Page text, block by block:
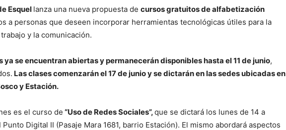
Esquel lanza una nueva propuesta de cursos gratuitos de alfabetización
a personas que deseen incorporar herramientas tecnológicas útiles para la
y la comunicación.
ya se encuentran abiertas y permanecerán disponibles hasta el 11 de junio,
Las clases comenzarán el 17 de junio y se dictarán en las sedes ubicadas en
y Estación.
es el curso de “Uso de Redes Sociales”,que se dictará los lunes de 14 a
Digital II (Pasaje Mara 1681, barrio Estación). El mismo abordará aspectos